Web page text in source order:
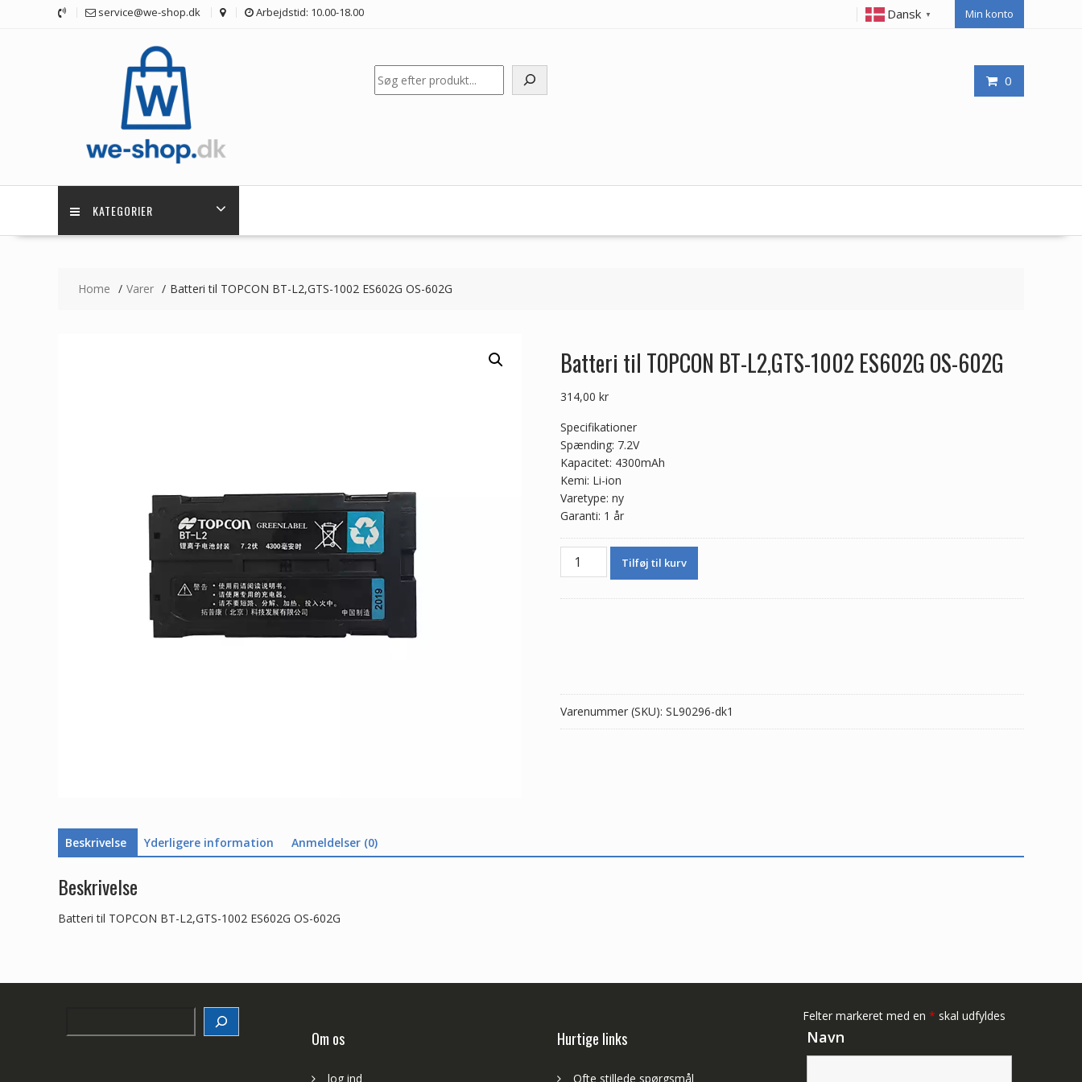
service@we-shop.dk Arbejdstid: 10.00-18.00 Dansk ▼ Min konto
0
Søg
KATEGORIER
Home Varer Batteri til TOPCON BT-L2,GTS-1002 ES602G OS-602G
Batteri til TOPCON BT-L2,GTS-1002 ES602G OS-602G
314,00 kr
Specifikationer
Spænding: 7.2V
Kapacitet: 4300mAh
Kemi: Li-ion
Varetype: ny
Garanti: 1 år
Batteri
602G
antal
Tilføj til kurv
Varenummer (SKU): SL90296-dk1
Beskrivelse Yderligere information Anmeldelser (0)
Beskrivelse
Batteri til TOPCON BT-L2,GTS-1002 ES602G OS-602G
Om os
log ind
Hurtige links
Ofte stillede spørgsmål
Felter markeret med en * skal udfyldes
Navn